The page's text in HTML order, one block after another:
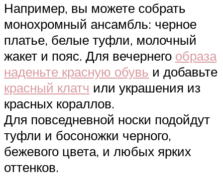
Например, вы можете собрать
монохромный ансамбль: черное
платье, белые туфли, молочный
жакет и пояс. Для вечернего образа
наденьте красную обувь и добавьте
красный клатч или украшения из
красных кораллов.
Для повседневной носки подойдут
туфли и босоножки черного,
бежевого цвета, и любых ярких
оттенков.